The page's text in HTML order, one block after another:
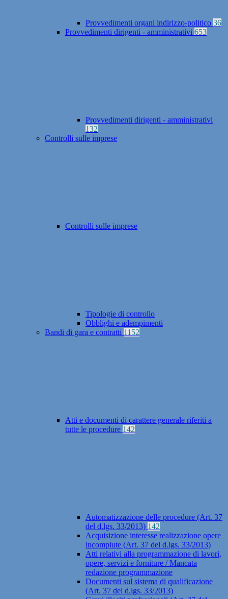
Provvedimenti organi indirizzo-politico 36
Provvedimenti dirigenti - amministrativi 653
Provvedimenti dirigenti - amministrativi
132
Controlli sulle imprese
Controlli sulle imprese
Tipologie di controllo
Obblighi e adempimenti
Bandi di gara e contratti 1152
Atti e documenti di carattere generale riferiti a
tutte le procedure 142
Automatizzazione delle procedure (Art. 37
del d.lgs. 33/2013) 142
Acquisizione interesse realizzazione opere
incompiute (Art. 37 del d.lgs. 33/2013)
Atti relativi alla programmazione di lavori,
opere, servizi e forniture / Mancata
redazione programmazione
Documenti sul sistema di qualificazione
(Art. 37 del d.lgs. 33/2013)